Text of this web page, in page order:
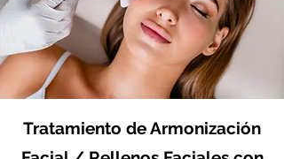
Tratamiento de Armonización